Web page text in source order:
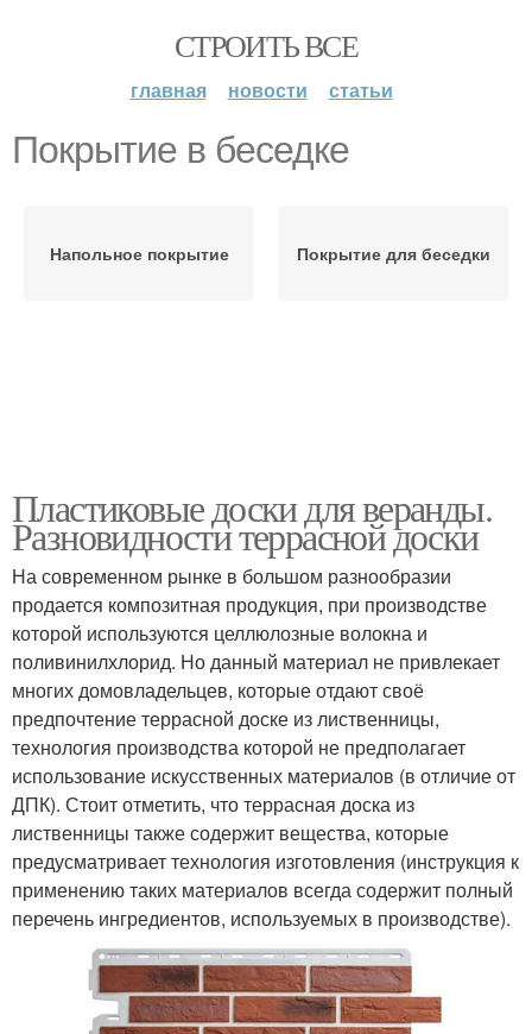
СТРОИТЬ ВСЕ
главная новости статьи
Покрытие в беседке
Напольное покрытие Покрытие для беседки
Пластиковые доски для веранды.
Разновидности террасной доски
На современном рынке в большом разнообразии
продается композитная продукция, при производстве
которой используются целлюлозные волокна и
поливинилхлорид. Но данный материал не привлекает
многих домовладельцев, которые отдают своё
предпочтение террасной доске из лиственницы,
технология производства которой не предполагает
использование искусственных материалов (в отличие от
ДПК). Стоит отметить, что террасная доска из
лиственницы также содержит вещества, которые
предусматривает технология изготовления (инструкция к
применению таких материалов всегда содержит полный
перечень ингредиентов, используемых в производстве).